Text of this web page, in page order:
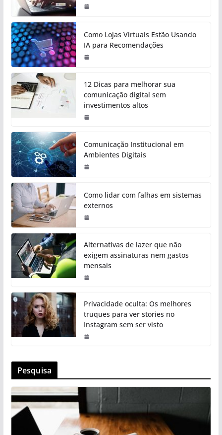
Como Lojas Virtuais Estão Usando
IA para Recomendações
12 Dicas para melhorar sua
comunicação digital sem
investimentos altos
Comunicação Institucional em
Ambientes Digitais
Como lidar com falhas em sistemas
externos
Alternativas de lazer que não
exigem assinaturas nem gastos
mensais
Privacidade oculta: Os melhores
truques para ver stories no
Instagram sem ser visto
Pesquisa